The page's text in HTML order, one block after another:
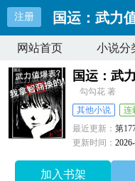
注册 国运：武力
网站首页 小说分
国运：武
勾勾花 著
其他小说
连
最近更新：第
更新时间：
加入书架